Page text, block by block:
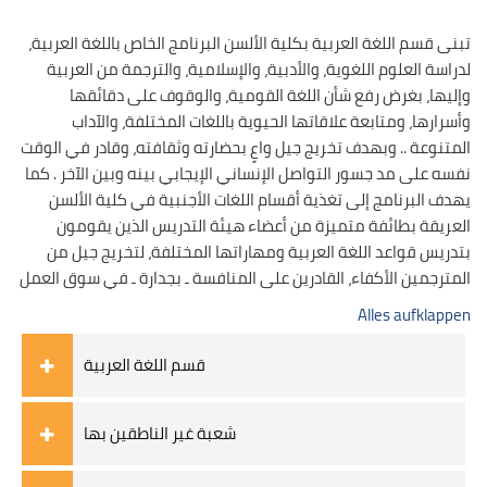
تبنى قسم اللغة العربية بكلية الألسن البرنامج الخاص باللغة العربية،
لدراسة العلوم اللغوية، والأدبية، والإسلامية، والترجمة من العربية
وإليها، بغرض رفع شأن اللغة القومية، والوقوف على دقائقها
وأسرارها، ومتابعة علاقاتها الحيوية باللغات المختلفة، والآداب
المتنوعة .. وبهدف تخريج جيل واعٍ بحضارته وثقافته، وقادر في الوقت
نفسه على مد جسور التواصل الإنساني الإيجابي بينه وبين الآخر . كما
يهدف البرنامج إلى تغذية أقسام اللغات الأجنبية في كلية الألسن
العريقة بطائفة متميزة من أعضاء هيئة التدريس الذين يقومون
بتدريس قواعد اللغة العربية ومهاراتها المختلفة، لتخريج جيل من
المترجمين الأكفاء، القادرين على المنافسة ـ بجدارة ـ في سوق العمل
Alles aufklappen
قسم اللغة العربية
شعبة غير الناطقين بها